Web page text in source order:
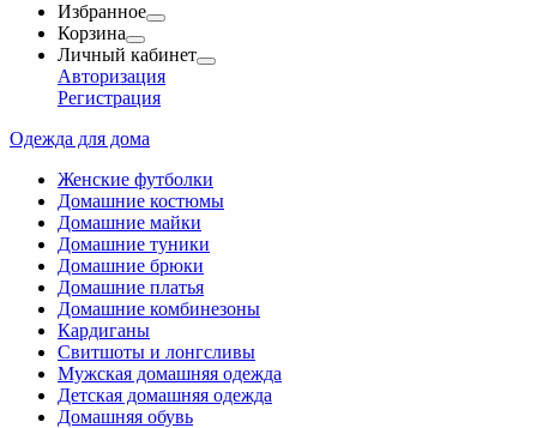
Избранное
Корзина
Личный кабинет
Авторизация
Регистрация
Одежда для дома
Женские футболки
Домашние костюмы
Домашние майки
Домашние туники
Домашние брюки
Домашние платья
Домашние комбинезоны
Кардиганы
Свитшоты и лонгсливы
Мужская домашняя одежда
Детская домашняя одежда
Домашняя обувь